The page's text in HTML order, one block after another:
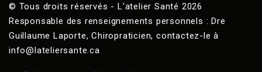
© Tous droits réservés - L'atelier Santé 2026
Responsable des renseignements personnels : Dre
Guillaume Laporte, Chiropraticien, contactez-le à
info@lateliersante.ca